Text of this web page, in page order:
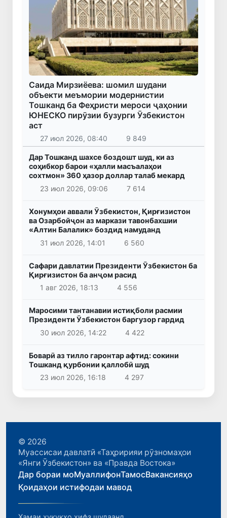
Саида Мирзиёева: шомил шудани
объекти меъмории модернистии
Тошканд ба Феҳристи мероси ҷаҳонии
ЮНЕСКО пирӯзии бузурги Ӯзбекистон
аст
27 июл 2026, 08:40 9 849
Дар Тошканд шахсе боздошт шуд, ки аз
соҳибкор барои «ҳалли масъалаҳои
сохтмон» 360 ҳазор доллар талаб мекард
23 июл 2026, 09:06
7 614
Хонумҳои аввали Ӯзбекистон, Қирғизистон
ва Озарбойҷон аз маркази тавонбахшии
«Алтин Балалик» боздид намуданд
31 июл 2026, 14:01
6 560
Сафари давлатии Президенти Ӯзбекистон ба
Қирғизистон ба анҷом расид
1 авг 2026, 18:13
4 556
Маросими тантанавии истиқболи расмии
Президенти Ӯзбекистон баргузор гардид
30 июл 2026, 14:22
4 422
Боварӣ аз тилло гаронтар афтид: сокини
Тошканд қурбонии қаллобӣ шуд
23 июл 2026, 16:18
4 297
© 2026
Муассисаи давлатӣ «Таҳририяи рӯзномаҳои
«Янги Ӯзбекистон» ва «Правда Востока»
Дар бораи моМуаллифонТамосВакансияҳо
Қоидаҳои истифодаи мавод